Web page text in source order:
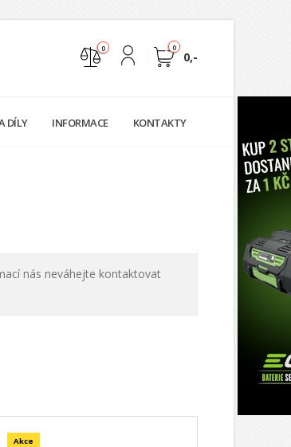
0
0,-
0
DÍLY INFORMACE KONTAKTY
nás neváhejte kontaktovat
Akce